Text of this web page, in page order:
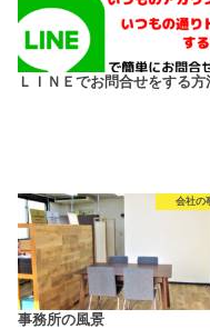
ＬＩＮＥでお問合せをする方
会社の
事務所の風景